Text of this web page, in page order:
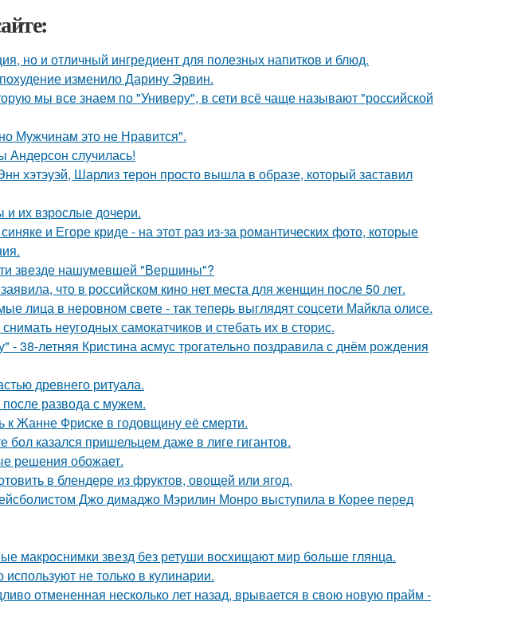
но и отличный ингредиент для полезных напитков и блюд.
изменило Дарину Эрвин.
мы все знаем по "Универу", в сети всё чаще называют "российской
Мужчинам это не Нравится".
Андерсон случилась!
хэтэуэй, Шарлиз терон просто вышла в образе, который заставил
и их взрослые дочери.
и Егоре криде - на этот раз из-за романтических фото, которые
звезде нашумевшей "Вершины"?
что в российском кино нет места для женщин после 50 лет.
лица в неровном свете - так теперь выглядят соцсети Майкла олисе.
неугодных самокатчиков и стебать их в сторис.
38-летняя Кристина асмус трогательно поздравила с днём рождения
древнего ритуала.
развода с мужем.
к Жанне Фриске в годовщину её смерти.
казался пришельцем даже в лиге гигантов.
решения обожает.
в блендере из фруктов, овощей или ягод.
Джо димаджо Мэрилин Монро выступила в Корее перед
макроснимки звезд без ретуши восхищают мир больше глянца.
не только в кулинарии.
отмененная несколько лет назад, врывается в свою новую прайм -